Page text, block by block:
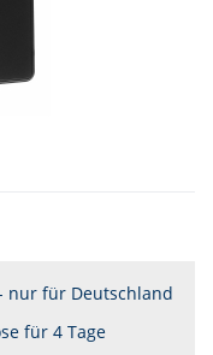
nur für Deutschland
für 4 Tage